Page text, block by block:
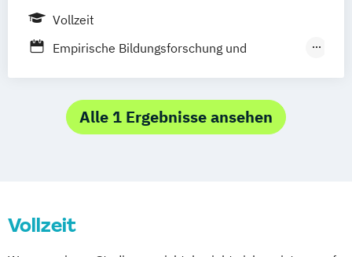
Vollzeit
Empirische Bildungsforschung und
Neuro- und Verhaltenswissenschaft
Psychologie
Alle 1 Ergebnisse ansehen
Vollzeit